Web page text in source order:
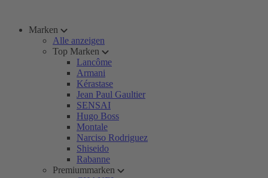
Marken
Alle anzeigen
Top Marken
Lancôme
Armani
Kérastase
Jean Paul Gaultier
SENSAI
Hugo Boss
Montale
Narciso Rodriguez
Shiseido
Rabanne
Premiummarken